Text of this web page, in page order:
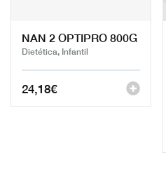
NAN 2 OPTIPRO 800G
Dietética, Infantil
24,18€